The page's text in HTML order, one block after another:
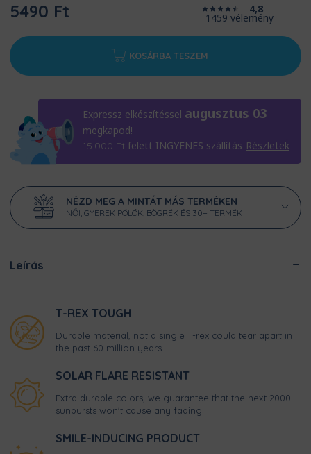
5490 Ft 4,8
1459 vélemény
KOSÁRBA TESZEM
Expressz elkészítéssel augusztus 03
megkapod!
15.000 Ft felett INGYENES szállítás Részletek
NÉZD MEG A MINTÁT MÁS TERMÉKEN
NŐI, GYEREK PÓLÓK, BÖGRÉK ÉS 30+ TERMÉK
Leírás
T-REX TOUGH
Durable material, not a single T-rex could tear apart in
the past 60 million years
SOLAR FLARE RESISTANT
Extra durable colors, we guarantee that the next 2000
sunbursts won't cause any fading!
SMILE-INDUCING PRODUCT